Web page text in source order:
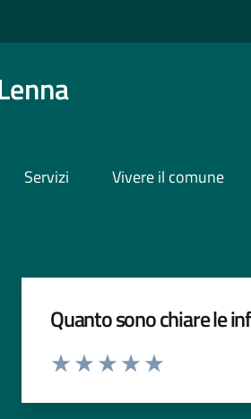
Servizi Vivere il comune
Quanto sono chiare le
Valuta da 1 a 5 stelle la pagina